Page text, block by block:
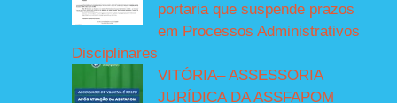
portaria que suspende prazos
em Processos Administrativos
Disciplinares
VITÓRIA– ASSESSORIA
JURÍDICA DA ASSFAPOM